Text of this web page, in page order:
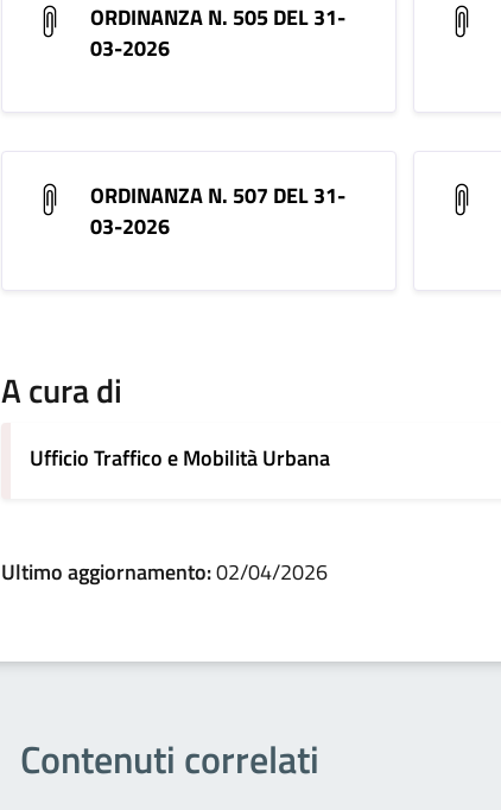
ORDINANZA N. 505 DEL 31-
03-2026
ORDINANZA N. 507 DEL 31-
03-2026
A cura di
Ufficio Traffico e Mobilità Urbana
Ultimo aggiornamento:02/04/2026
Contenuti correlati